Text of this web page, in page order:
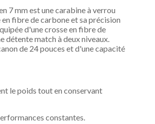
7 mm est une carabine à verrou
fibre de carbone et sa précision
d'une crosse en fibre de
détente match à deux niveaux.
de 24 pouces et d'une capacité
le poids tout en conservant
constantes.